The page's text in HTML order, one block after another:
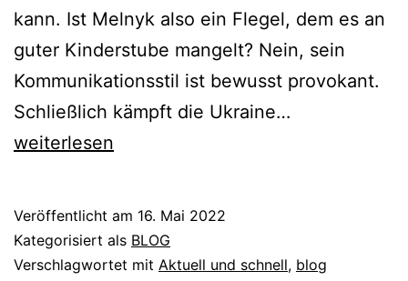
kann. Ist Melnyk also ein Flegel, dem es an
guter Kinderstube mangelt? Nein, sein
Kommunikationsstil ist bewusst provokant.
Schließlich kämpft die Ukraine…
weiterlesen
Veröffentlicht am 16. Mai 2022
Kategorisiert als BLOG
Verschlagwortet mit Aktuell und schnell, blog